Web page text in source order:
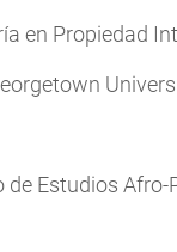
en Propiedad
de Estudios Afro-